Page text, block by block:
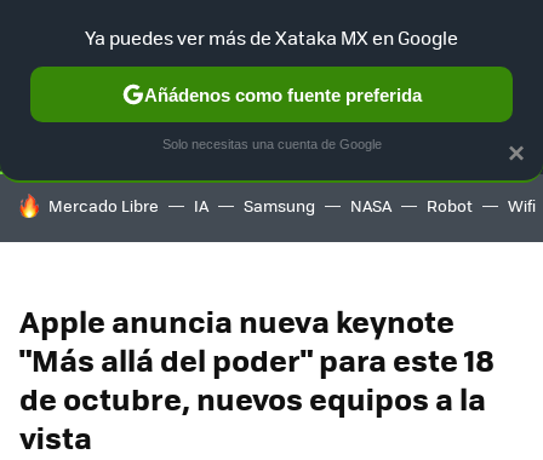
SELECCIÓN GAMING HOME AUTO TERRITORIO
HOY SE HABLA DE
Mercado Libre IA Samsung NASA Robot Wifi
Apple anuncia nueva keynote
"Más allá del poder" para este 18
de octubre, nuevos equipos a la
vista
×
Ya puedes ver más de Xataka MX en Google
Añádenos como fuente preferida
Solo necesitas una cuenta de Google